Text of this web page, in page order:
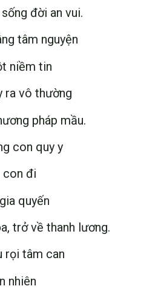
đời an vui.
tâm nguyện
niềm tin
ra vô thường
pháp mầu.
con quy y
con đi
quyến
trở về thanh lương.
rọi tâm can
nhiên